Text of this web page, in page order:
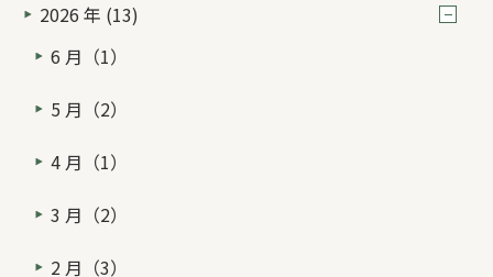
2026 年 (13)
6 月（1）
5 月（2）
4 月（1）
3 月（2）
2 月（3）